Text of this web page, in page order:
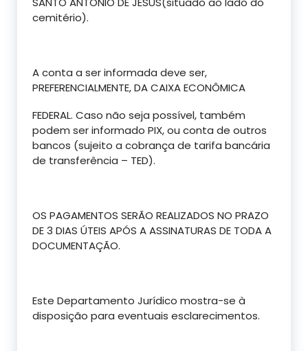
cemitério).
A conta a ser informada deve ser,
PREFERENCIALMENTE, DA CAIXA ECONÔMICA
FEDERAL. Caso não seja possível, também
podem ser informado PIX, ou conta de outros
bancos (sujeito a cobrança de tarifa bancária
de transferência – TED).
OS PAGAMENTOS SERÃO REALIZADOS NO PRAZO
DE 3 DIAS ÚTEIS APÓS A ASSINATURAS DE TODA A
DOCUMENTAÇÃO.
Este Departamento Jurídico mostra-se à
disposição para eventuais esclarecimentos.